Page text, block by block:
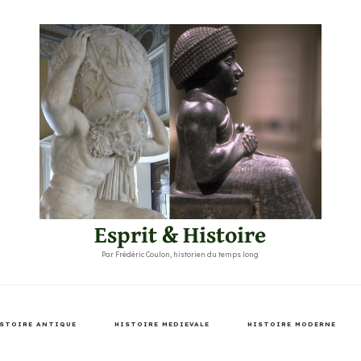
Esprit & Histoire
Par Frédéric Coulon, historien du temps long
ANTIQUE HISTOIRE MEDIEVALE HISTOIRE MODERNE